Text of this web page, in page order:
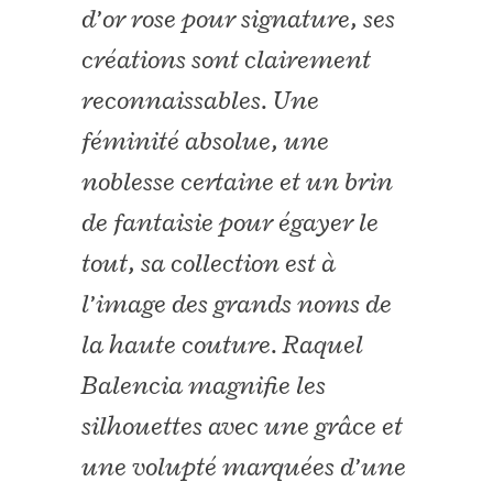
d’or rose pour signature, ses
créations sont clairement
reconnaissables. Une
féminité absolue, une
noblesse certaine et un brin
de fantaisie pour égayer le
tout, sa collection est à
l’image des grands noms de
la haute couture. Raquel
Balencia magnifie les
silhouettes avec une grâce et
une volupté marquées d’une